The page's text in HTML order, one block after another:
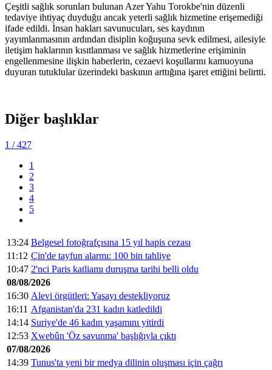
Çeşitli sağlık sorunları bulunan Azer Yahu Torokbe'nin düzenli
tedaviye ihtiyaç duyduğu ancak yeterli sağlık hizmetine erişemediği
ifade edildi. İnsan hakları savunucuları, ses kaydının
yayımlanmasının ardından disiplin koğuşuna sevk edilmesi, ailesiyle
iletişim haklarının kısıtlanması ve sağlık hizmetlerine erişiminin
engellenmesine ilişkin haberlerin, cezaevi koşullarını kamuoyuna
duyuran tutuklular üzerindeki baskının arttığına işaret ettiğini belirtti.
Diğer başlıklar
1 / 427
1
2
3
4
5
13:24 Belgesel fotoğrafçısına 15 yıl hapis cezası
11:12 Çin'de tayfun alarmı: 100 bin tahliye
10:47 2'nci Paris katliamı duruşma tarihi belli oldu
08/08/2026
16:30 Alevi örgütleri: Yasayı destekliyoruz
16:11 Afganistan'da 231 kadın katledildi
14:14 Suriye'de 46 kadın yaşamını yitirdi
12:53 Xwebûn 'Öz savunma' başlığıyla çıktı
07/08/2026
14:39 Tunus'ta yeni bir medya dilinin oluşması için çağrı